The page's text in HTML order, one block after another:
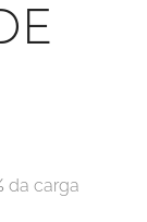
da carga